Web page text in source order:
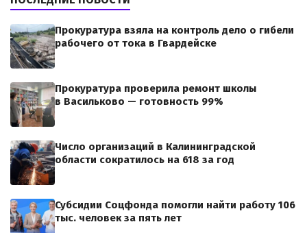
Прокуратура взяла на контроль дело о гибели
рабочего от тока в Гвардейске
Прокуратура проверила ремонт школы
в Васильково — готовность 99%
Число организаций в Калининградской
области сократилось на 618 за год
Субсидии Соцфонда помогли найти работу 106
тыс. человек за пять лет